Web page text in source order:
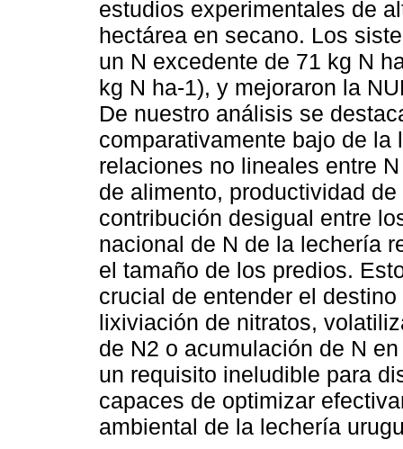
estudios experimentales de
hectárea en secano. Los
un N excedente de 71 kg N
kg N ha-1), y mejoraron la
De nuestro análisis se
comparativamente bajo de
relaciones no lineales entre
de alimento, productividad
contribución desigual entre
nacional de N de la lechería
el tamaño de los predios.
crucial de entender el
lixiviación de nitratos,
de N2 o acumulación de N
un requisito ineludible para
capaces de optimizar
ambiental de la lechería